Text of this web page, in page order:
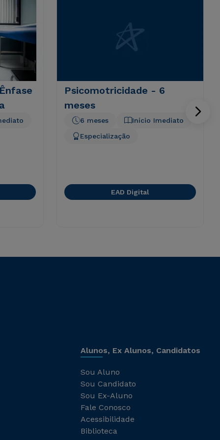
Psicomotricidade - 6
meses
Início Imediato
6 meses
Especialização
EAD Digital
Alunos, Ex Alunos, Candidatos
Sou Aluno
Sou Candidato
Sou Ex-Aluno
Fale Conosco
Acessibilidade
Biblioteca